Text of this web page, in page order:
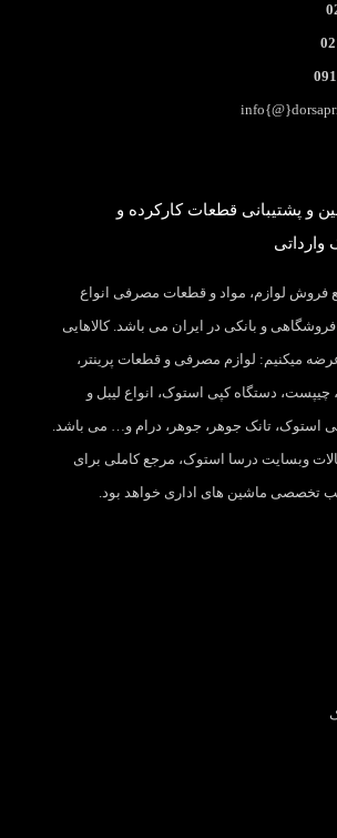
و پشتیبانی قطعات کارکرده و
وارداتی
فروش لوازم، مواد و قطعات مصرفی انواع
و بانکی در ایران می باشد. کالاهایی
میکنیم: لوازم مصرفی و قطعات پرینتر،
چیپست، دستگاه کپی استوک، انواع لیبل و
استوک، تانک جوهر، جوهر، درام و… می باشد.
وبسایت درسا استوک، مرجع کاملی برای
تخصصی ماشین های اداری خواهد بود.